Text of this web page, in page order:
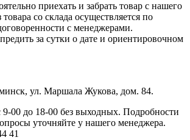
приехать и забрать товар с нашего
со склада осуществляется по
с менеджерами.
за сутки о дате и ориентировочном
ул. Маршала Жукова, дом. 84.
9-00 до 18-00 без выходных. Подробности
уточняйте у нашего менеджера.
41